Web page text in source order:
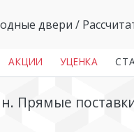
двери /
АКЦИИ УЦЕНКА
Прямые